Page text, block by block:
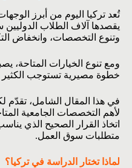
تُعد تركيا اليوم من أبرز
يقصدها آلاف الطلاب الدوليين
وتنوع التخصصات، وانخفاض
ومع تنوع الخيارات المتاحة،
خطوة مصيرية تستوجب الكثير
في هذا المقال الشامل، تقدّم
لأهم التخصصات الجامعية
اتخاذ القرار الصحيح الذي
متطلبات سوق العمل.
لماذا تختار الدراسة في تركيا؟